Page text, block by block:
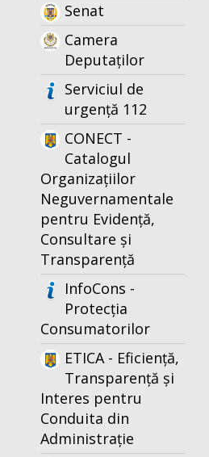
Senat
Camera
Deputaților
Serviciul de
urgență 112
CONECT -
Catalogul
Organizațiilor
Neguvernamentale
pentru Evidență,
Consultare și
Transparență
InfoCons -
Protecția
Consumatorilor
ETICA - Eficiență,
Transparență și
Interes pentru
Conduita din
Administrație